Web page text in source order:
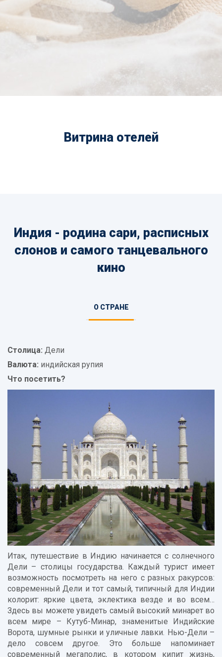
Витрина отелей
Индия - родина сари, расписных
слонов и самого танцевального
кино
ИнформацияО СТРАНЕ
Столица: Дели
Валюта: индийская рупия
Что посетить?
Итак, путешествие в Индию начинается с солнечного
Дели – столицы государства. Каждый турист имеет
возможность посмотреть на него с разных ракурсов:
современный Дели и тот самый, типичный для Индии
колорит: яркие цвета, эклектика везде и во всем…
Здесь вы можете увидеть самый высокий минарет во
всем мире – Кутуб-Минар, знаменитые Индийские
Ворота, шумные рынки и уличные лавки. Нью-Дели –
дело совсем другое. Это больше напоминает
современный мегаполис, в котором кипит жизнь,